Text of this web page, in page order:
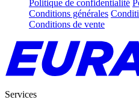
Politique de confidentialité
Conditions générales
Conditions de vente
Services